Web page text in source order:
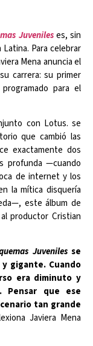
Juvenileses, sin
Para celebrar
Mena anuncia el
carrera: su primer
para el
con Lotus. se
que cambió las
exactamente dos
profunda —cuando
de internet y los
la mítica disquería
este álbum de
productor Cristian
Juvenilesse
gigante. Cuando
era diminuto y
Pensar que ese
tan grande
Javiera Mena